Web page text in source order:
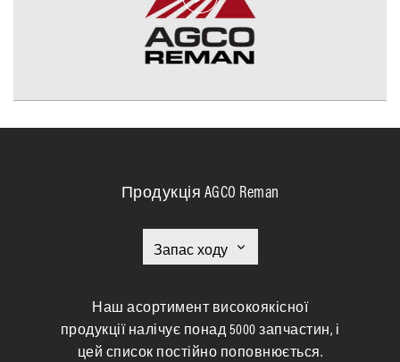
Продукція AGCO Reman
Наш асортимент високоякісної
продукції налічує понад 5000 запчастин, і
цей список постійно поповнюється.